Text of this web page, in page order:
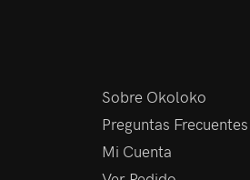
Sobre Okoloko
Preguntas Frecuentes
Mi Cuenta